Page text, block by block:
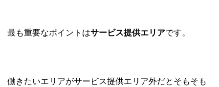
最も重要なポイントはサービス提供エリアです。
働きたいエリアがサービス提供エリア外だとそもそも